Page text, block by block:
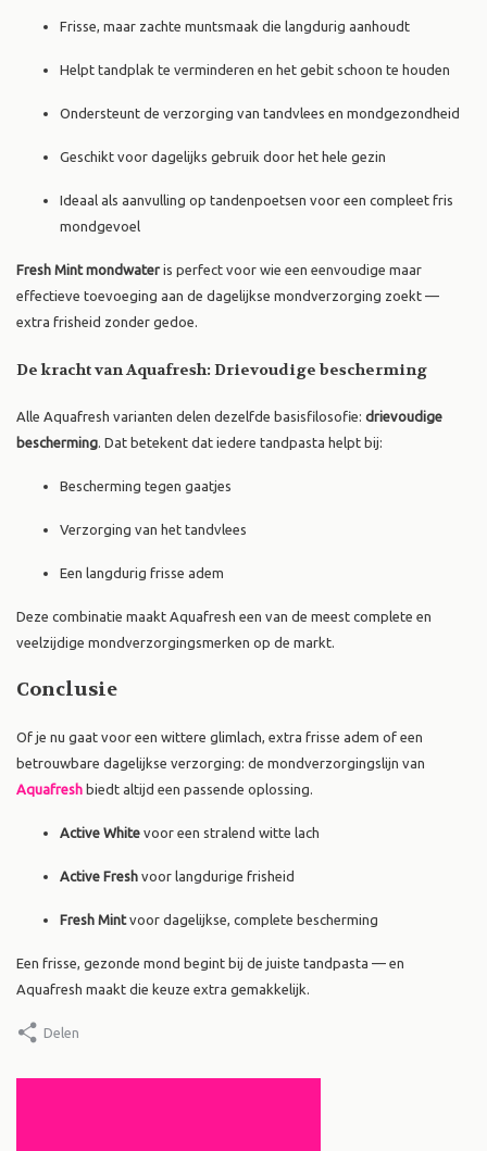
Frisse, maar zachte muntsmaak die langdurig aanhoudt
Helpt tandplak te verminderen en het gebit schoon te houden
Ondersteunt de verzorging van tandvlees en mondgezondheid
Geschikt voor dagelijks gebruik door het hele gezin
Ideaal als aanvulling op tandenpoetsen voor een compleet fris
mondgevoel
Fresh Mint mondwater is perfect voor wie een eenvoudige maar
effectieve toevoeging aan de dagelijkse mondverzorging zoekt —
extra frisheid zonder gedoe.
De kracht van Aquafresh: Drievoudige bescherming
Alle Aquafresh varianten delen dezelfde basisfilosofie: drievoudige
bescherming. Dat betekent dat iedere tandpasta helpt bij:
Bescherming tegen gaatjes
Verzorging van het tandvlees
Een langdurig frisse adem
Deze combinatie maakt Aquafresh een van de meest complete en
veelzijdige mondverzorgingsmerken op de markt.
Conclusie
Of je nu gaat voor een wittere glimlach, extra frisse adem of een
betrouwbare dagelijkse verzorging: de mondverzorgingslijn van
Aquafresh biedt altijd een passende oplossing.
Active White voor een stralend witte lach
Active Fresh voor langdurige frisheid
Fresh Mintvoor dagelijkse, complete bescherming
Een frisse, gezonde mond begint bij de juiste tandpasta — en
Aquafresh maakt die keuze extra gemakkelijk.
Delen